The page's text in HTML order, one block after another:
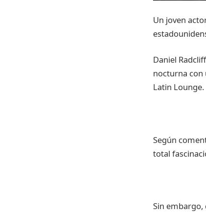
Un joven
Daniel
nocturna con
Latin Lounge.
Según
total
Sin embargo,